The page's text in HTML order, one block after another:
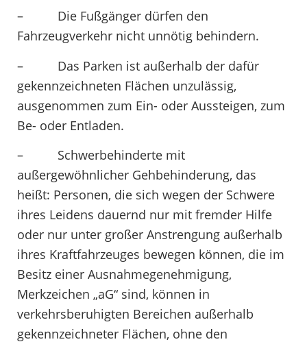
– Die Fußgänger dürfen den
Fahrzeugverkehr nicht unnötig behindern.
– Das Parken ist außerhalb der dafür
gekennzeichneten Flächen unzulässig,
ausgenommen zum Ein- oder Aussteigen, zum
Be- oder Entladen.
– Schwerbehinderte mit
außergewöhnlicher Gehbehinderung, das
heißt: Personen, die sich wegen der Schwere
ihres Leidens dauernd nur mit fremder Hilfe
oder nur unter großer Anstrengung außerhalb
ihres Kraftfahrzeuges bewegen können, die im
Besitz einer Ausnahmegenehmigung,
Merkzeichen „aG“ sind, können in
verkehrsberuhigten Bereichen außerhalb
gekennzeichneter Flächen, ohne den